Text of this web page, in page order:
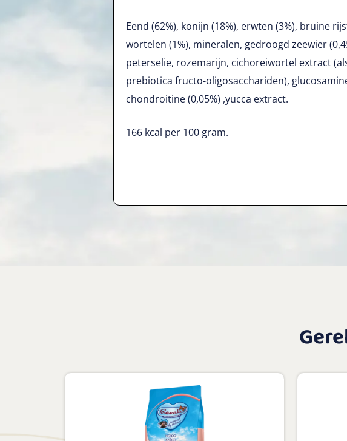
Eend (62%), konijn (18%), erwten (3%), bruine
wortelen (1%), mineralen, gedroogd zeewier
peterselie, rozemarijn, cichoreiwortel extract
prebiotica fructo-oligosacchariden),
chondroitine (0,05%) ,yucca extract.
166 kcal per 100 gram.